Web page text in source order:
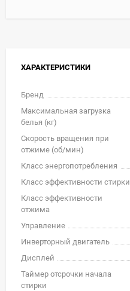
ХАРАКТЕРИСТИКИ
Бренд
Максимальная загрузка
белья (кг)
Скорость вращения при
отжиме (об/мин)
Класс энергопотребления
Класс эффективности стирки
Класс эффективности
отжима
Управление
Инверторный двигатель
Дисплей
Таймер отсрочки начала
стирки